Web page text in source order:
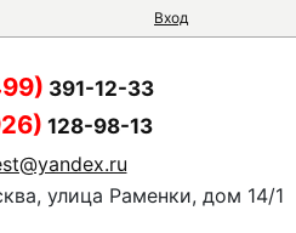
Вход
391-12-33
128-98-13
улица Раменки, дом 14/1